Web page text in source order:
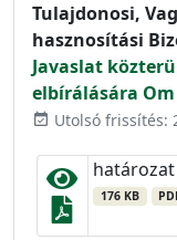
Tulajdonosi,
hasznosítási
Javaslat
elbírálására
event_available Utolsó frissítés:
határozat
176 KB